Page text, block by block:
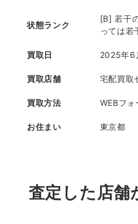
状態ランク
[B] 若干
っては若
買取日 2025年6
買取店舗 宅配買取
買取方法 WEBフォ
お住まい 東京都
査定した店舗